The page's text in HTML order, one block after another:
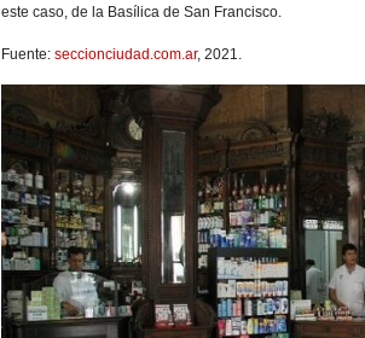
este caso, de la Basílica de San Francisco.
Fuente: seccionciudad.com.ar, 2021.